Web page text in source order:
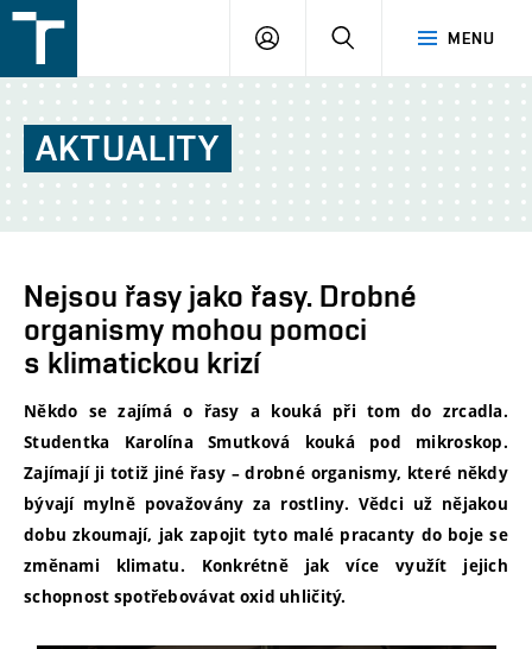
v
Brně
MENU
PŘIHLÁŠENÍ
AKTUALITY
Nejsou řasy jako řasy. Drobné
organismy mohou pomoci
s klimatickou krizí
Někdo se zajímá o řasy a kouká při tom do zrcadla.
Studentka Karolína Smutková kouká pod mikroskop.
Zajímají ji totiž jiné řasy – drobné organismy, které někdy
bývají mylně považovány za rostliny. Vědci už nějakou
dobu zkoumají, jak zapojit tyto malé pracanty do boje se
změnami klimatu. Konkrétně jak více využít jejich
schopnost spotřebovávat oxid uhličitý.